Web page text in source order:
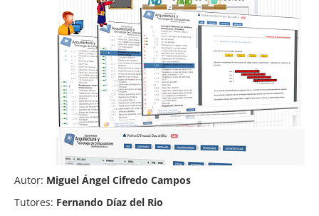
Autor: Miguel Ángel Cifredo Campos
Tutores: Fernando Díaz del Rio